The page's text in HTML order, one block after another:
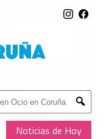
Submit
Noticias de Hoy